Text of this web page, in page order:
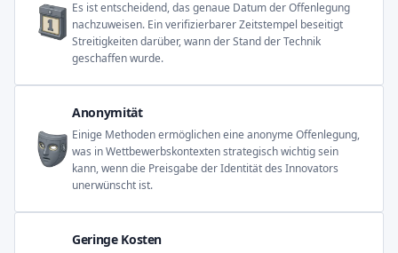
Es ist entscheidend, das genaue Datum der Offenlegung
nachzuweisen. Ein verifizierbarer Zeitstempel beseitigt
Streitigkeiten darüber, wann der Stand der Technik
geschaffen wurde.
Anonymität
Einige Methoden ermöglichen eine anonyme Offenlegung,
was in Wettbewerbskontexten strategisch wichtig sein
kann, wenn die Preisgabe der Identität des Innovators
unerwünscht ist.
Geringe Kosten